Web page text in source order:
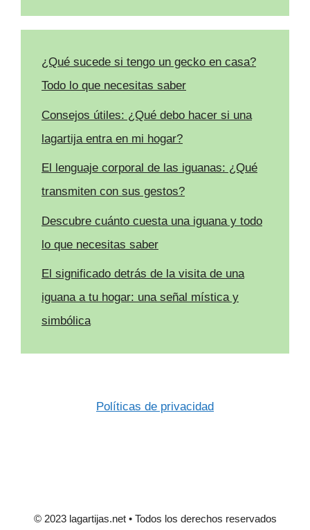
¿Qué sucede si tengo un gecko en casa?
Todo lo que necesitas saber
Consejos útiles: ¿Qué debo hacer si una
lagartija entra en mi hogar?
El lenguaje corporal de las iguanas: ¿Qué
transmiten con sus gestos?
Descubre cuánto cuesta una iguana y todo
lo que necesitas saber
El significado detrás de la visita de una
iguana a tu hogar: una señal mística y
simbólica
Políticas de privacidad
© 2023 lagartijas.net • Todos los derechos reservados